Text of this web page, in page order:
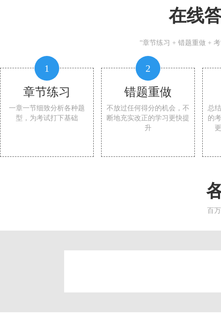
在线
“章节练习 + 错题重做 +
1
章节练习
一章一节细致分析各种题
型，为考试打下基础
2
错题重做
不放过任何得分的机会，不
断地充实改正的学习更快提
升
总
的
百